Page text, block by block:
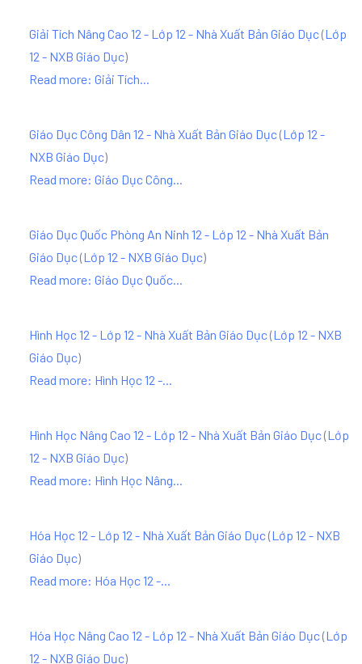
Giải Tích Nâng Cao 12 - Lớp 12 - Nhà Xuất Bản Giáo Dục(Lớp
12 - NXB Giáo Dục)
Read more: Giải Tích...
Giáo Dục Công Dân 12 - Nhà Xuất Bản Giáo Dục(Lớp 12 -
NXB Giáo Dục)
Read more: Giáo Dục Công...
Giáo Dục Quốc Phòng An Ninh 12 - Lớp 12 - Nhà Xuất Bản
Giáo Dục(Lớp 12 - NXB Giáo Dục)
Read more: Giáo Dục Quốc...
Hình Học 12 - Lớp 12 - Nhà Xuất Bản Giáo Dục(Lớp 12 - NXB
Giáo Dục)
Read more: Hình Học 12 -...
Hình Học Nâng Cao 12 - Lớp 12 - Nhà Xuất Bản Giáo Dục(Lớp
12 - NXB Giáo Dục)
Read more: Hình Học Nâng...
Hóa Học 12 - Lớp 12 - Nhà Xuất Bản Giáo Dục(Lớp 12 - NXB
Giáo Dục)
Read more: Hóa Học 12 -...
Hóa Học Nâng Cao 12 - Lớp 12 - Nhà Xuất Bản Giáo Dục(Lớp
12 - NXB Giáo Dục)